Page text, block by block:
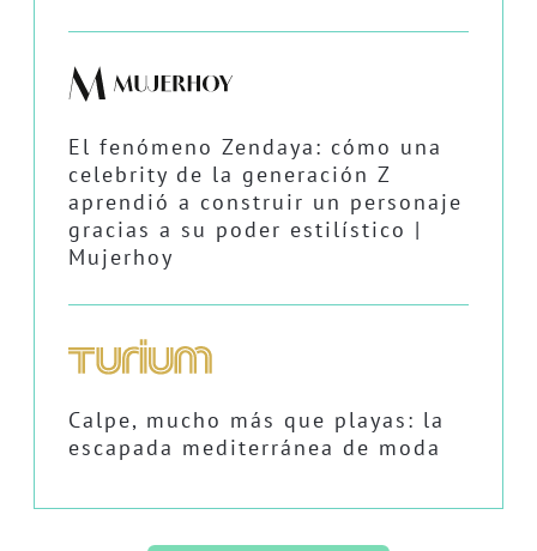
El fenómeno Zendaya: cómo una
celebrity de la generación Z
aprendió a construir un personaje
gracias a su poder estilístico |
Mujerhoy
Calpe, mucho más que playas: la
escapada mediterránea de moda